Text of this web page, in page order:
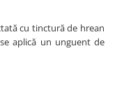
cu tinctură de hrean
aplică un unguent de